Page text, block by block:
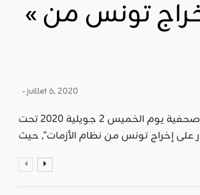
« المشروع القادر على إخراج تونس من
- juillet 6, 2020
عقد المكتب الإعلامي لحزب التحرير بولاية تونس ندوة صحفية يوم الخميس 2 جويلية 2020 تحت